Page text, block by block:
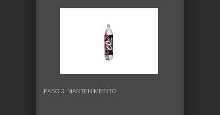
PASO 3: MANTENIMIENTO